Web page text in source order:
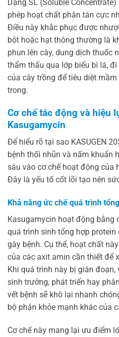
Dạng SL (Soluble Concentrate)
phép hoạt chất phân tán cực
Điều này khắc phục được
bột hoặc hạt thông thường là
phun lên cây, dung dịch thuốc
thẩm thấu qua lớp biểu bì lá,
của cây trồng để tiêu diệt
trong.
Cơ chế tác động và hiệu
Kasugamycin
Để hiểu rõ tại sao KASUGEN
bệnh thối nhũn và nấm khuẩn
sâu vào cơ chế hoạt động của
Đây là yếu tố cốt lõi tạo nên
Khả năng ức chế quá trình
Kasugamycin hoạt động bằng
quá trình sinh tổng hợp
gây bệnh. Cụ thể, hoạt chất
của các axit amin cần thiết để
Khi quá trình này bị gián
sinh trưởng, phát triển hay
vết bệnh sẽ khô lại nhanh
bộ phận khỏe mạnh khác của
Cơ chế này mang lại ưu điểm